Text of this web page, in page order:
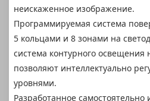
неискаженное изображение.
Программируемая система
5 кольцами и 8 зонами на
система контурного освещения
позволяют интеллектуально
уровнями.
Разработанное самостоятельно